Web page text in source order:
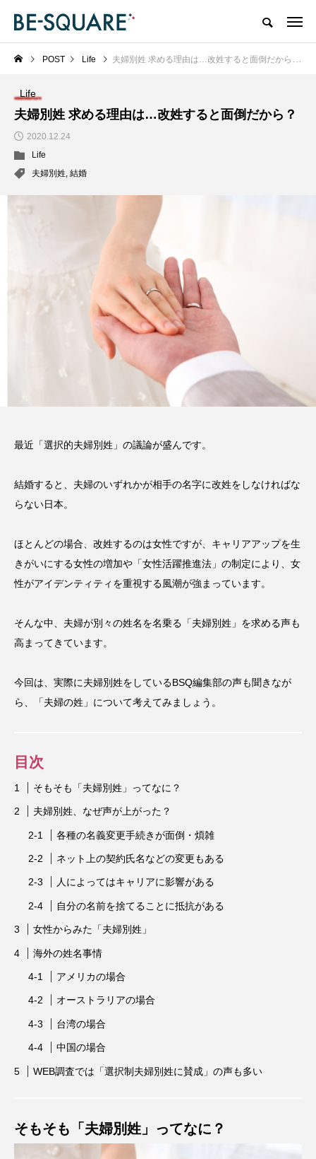
POST Life 夫婦別姓 求める理由は…改姓すると面倒だから？
Life
夫婦別姓 求める理由は…改姓すると面倒だから？
2020.12.24
Life
夫婦別姓, 結婚
最近「選択的夫婦別姓」の議論が盛んです。
結婚すると、夫婦のいずれかが相手の名字に改姓をしなければな
らない日本。
ほとんどの場合、改姓するのは女性ですが、キャリアアップを生
きがいにする女性の増加や「女性活躍推進法」の制定により、女
性がアイデンティティを重視する風潮が強まっています。
そんな中、夫婦が別々の姓名を名乗る「夫婦別姓」を求める声も
高まってきています。
今回は、実際に夫婦別姓をしているBSQ編集部の声も聞きなが
ら、「夫婦の姓」について考えてみましょう。
目次
そもそも「夫婦別姓」ってなに？
夫婦別姓、なぜ声が上がった？
各種の名義変更手続きが面倒・煩雑
ネット上の契約氏名などの変更もある
人によってはキャリアに影響がある
自分の名前を捨てることに抵抗がある
女性からみた「夫婦別姓」
海外の姓名事情
アメリカの場合
オーストラリアの場合
台湾の場合
中国の場合
WEB調査では「選択制夫婦別姓に賛成」の声も多い
そもそも「夫婦別姓」ってなに？